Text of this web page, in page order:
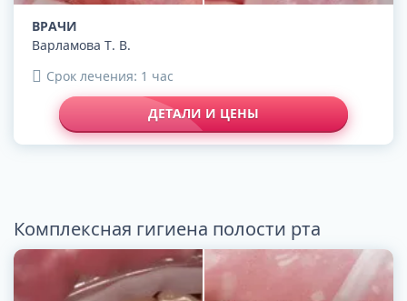
ВРАЧИ
Варламова Т. В.
Срок лечения: 1 час
ДЕТАЛИ И ЦЕНЫ
Комплексная гигиена полости рта